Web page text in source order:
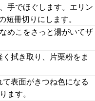
手でほぐします。エリン
短冊切りにします。
めこをさっと湯がいてザ
拭き取り、片栗粉をま
表面がきつね色になる
ます。